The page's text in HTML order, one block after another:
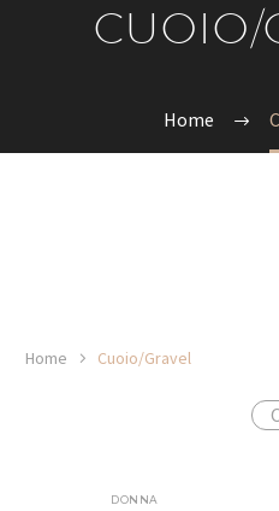
CUOIO/
Home
Home Cuoio/Gravel
DONNA